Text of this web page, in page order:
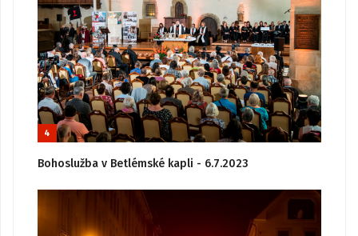
4
Bohoslužba v Betlémské kapli - 6.7.2023